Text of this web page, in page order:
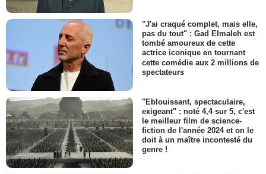
"J'ai craqué complet, mais elle,
pas du tout" : Gad Elmaleh est
tombé amoureux de cette
actrice iconique en tournant
cette comédie aux 2 millions de
spectateurs
"Eblouissant, spectaculaire,
exigeant" : noté 4,4 sur 5, c'est
le meilleur film de science-
fiction de l'année 2024 et on le
doit à un maître incontesté du
genre !